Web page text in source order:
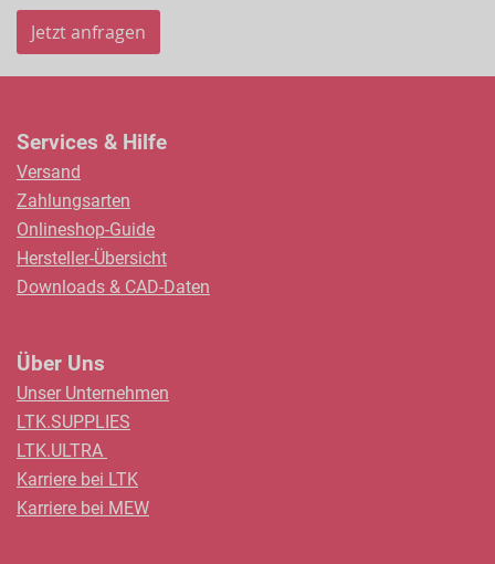
Jetzt anfragen
Services & Hilfe
Versand
Zahlungsarten
Onlineshop-Guide
Hersteller-Übersicht
Downloads & CAD-Daten
Über Uns
Unser Unternehmen
LTK.SUPPLIES
LTK.ULTRA
Karriere bei LTK
Karriere bei MEW